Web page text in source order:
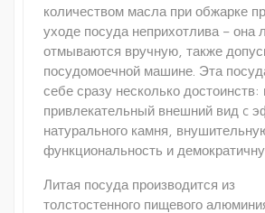
количеством масла при обжарке
уходе посуда неприхотлива – она
отмываются вручную, также
посудомоечной машине. Эта
себе сразу несколько достоинств:
привлекательный внешний вид c
натурального камня,
функциональность и
Литая посуда производится из
толстостенного пищевого